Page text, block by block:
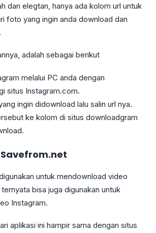
dan elegtan, hanya ada kolom url untuk
foto yang ingin anda download dan
adalah sebagai berikut
melalui PC anda dengan
situs Instagram.com.
ingin didownload lalu salin url nya.
ke kolom di situs downloadgram
Savefrom.net
untuk mendownload video
bisa juga digunakan untuk
Instagram.
aplikasi ini hampir sama dengan situs